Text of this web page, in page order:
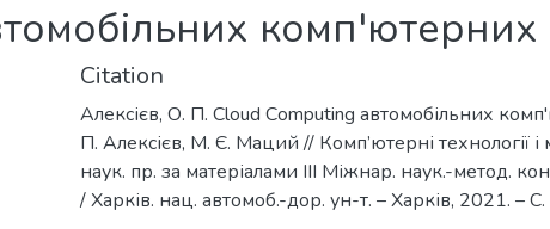
комп'ютерних
Citation
Алексієв, О. П. Сloud Сomputing автомобільних
П. Алексієв, М. Є. Маций // Комп’ютерні технології і
наук. пр. за матеріалами ІІІ Міжнар. наук.-метод.
/ Харків. нац. автомоб.-дор. ун-т. – Харків, 2021. – С.